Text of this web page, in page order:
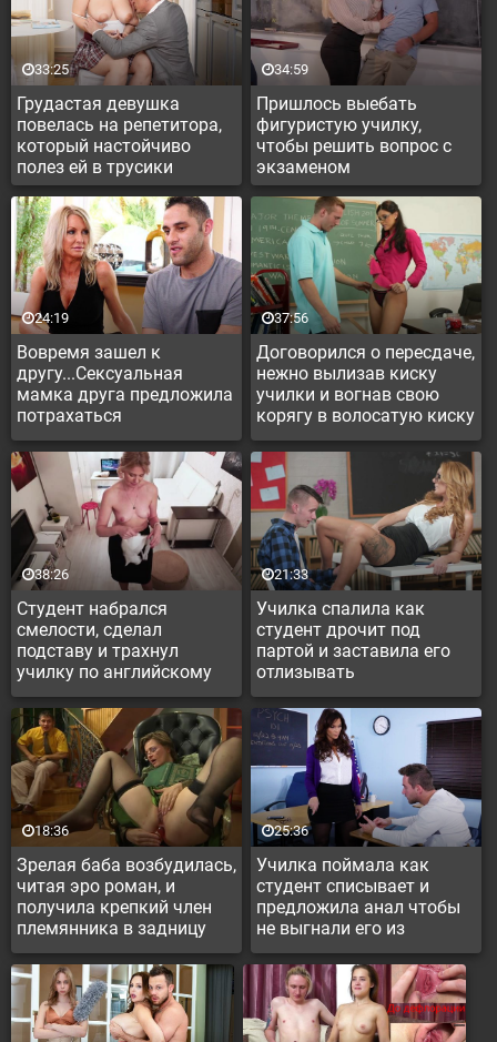
Грудастая девушка
повелась на репетитора,
который настойчиво
полез ей в трусики
33:25
Пришлось выебать
фигуристую училку,
чтобы решить вопрос с
экзаменом
34:59
Вовремя зашел к
другу...Сексуальная
мамка друга предложила
потрахаться
24:19
Договорился о пересдаче,
нежно вылизав киску
училки и вогнав свою
корягу в волосатую киску
самки
37:56
Студент набрался
смелости, сделал
подставу и трахнул
училку по английскому
языку
38:26
Училка спалила как
студент дрочит под
партой и заставила его
отлизывать
21:33
Зрелая баба возбудилась,
читая эро роман, и
получила крепкий член
племянника в задницу
18:36
Училка поймала как
студент списывает и
предложила анал чтобы
не выгнали его из
универа
25:36